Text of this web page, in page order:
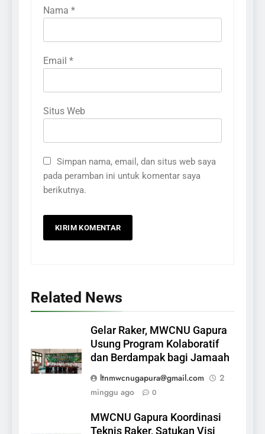
Nama *
Email *
Situs Web
Simpan nama, email, dan situs web saya
pada peramban ini untuk komentar saya
berikutnya.
Related News
Gelar Raker, MWCNU Gapura
Usung Program Kolaboratif
dan Berdampak bagi Jamaah
ltnmwcnugapura@gmail.com
2
minggu ago
0
MWCNU Gapura Koordinasi
Teknis Raker, Satukan Visi